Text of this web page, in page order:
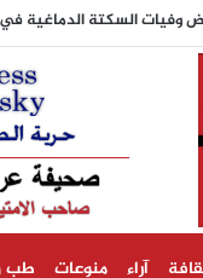
وفيات السكتة الدماغية
آراء منوعات طب